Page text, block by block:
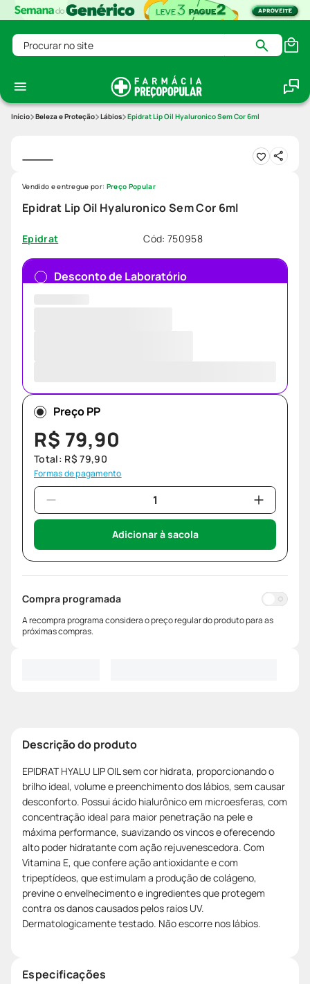
Procurar no site
Beleza e Proteção Lábios Epidrat Lip Oil Hyaluronico Sem Cor 6ml
Epidrat Lip Oil Hyaluronico Sem Cor 6ml
Epidrat Cód: 750958
Vendido e entregue por: Preço Popular
Desconto de Laboratório
Preço PP
R$ 79,90
Total: R$ 79,90
Formas de pagamento
Adicionar à sacola
Compra programada
A recompra programa considera o preço regular do produto para as
próximas compras.
Descrição do produto
EPIDRAT HYALU LIP OIL sem cor hidrata, proporcionando o
brilho ideal, volume e preenchimento dos lábios, sem causar
desconforto. Possui ácido hialurônico em microesferas, com
concentração ideal para maior penetração na pele e
máxima performance, suavizando os vincos e oferecendo
alto poder hidratante com ação rejuvenescedora. Com
Vitamina E, que confere ação antioxidante e com
tripeptídeos, que estimulam a produção de colágeno,
previne o envelhecimento e ingredientes que protegem
contra os danos causados pelos raios UV.
Dermatologicamente testado. Não escorre nos lábios.
Especificações